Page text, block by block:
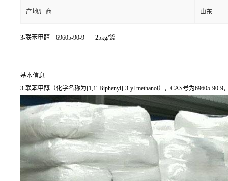
产地/厂商 山东
3-联苯甲醇 69605-90-9 25kg/袋
基本信息
3-联苯甲醇（化学名称为[1,1'-Biphenyl]-3-yl methanol），CAS号为69605-